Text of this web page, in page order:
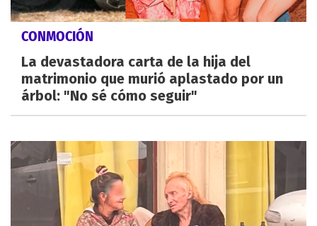
CONMOCIÓN
La devastadora carta de la hija del
matrimonio que murió aplastado por un
árbol: "No sé cómo seguir"